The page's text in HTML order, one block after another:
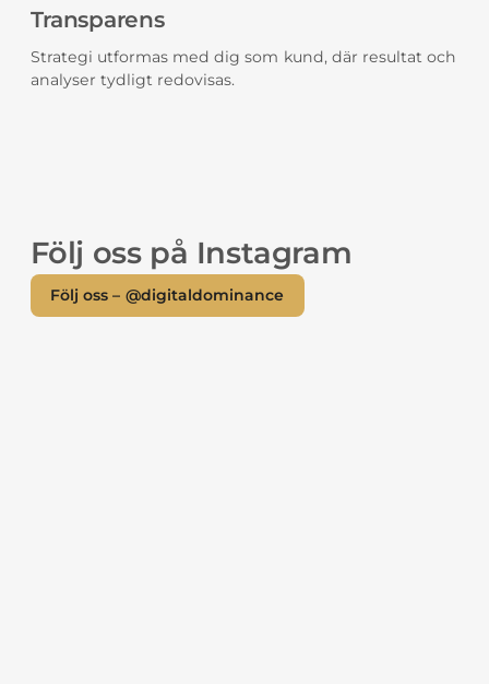
Transparens
Strategi utformas med dig som kund, där resultat och
analyser tydligt redovisas.
Följ oss på Instagram
Följ oss – @digitaldominance